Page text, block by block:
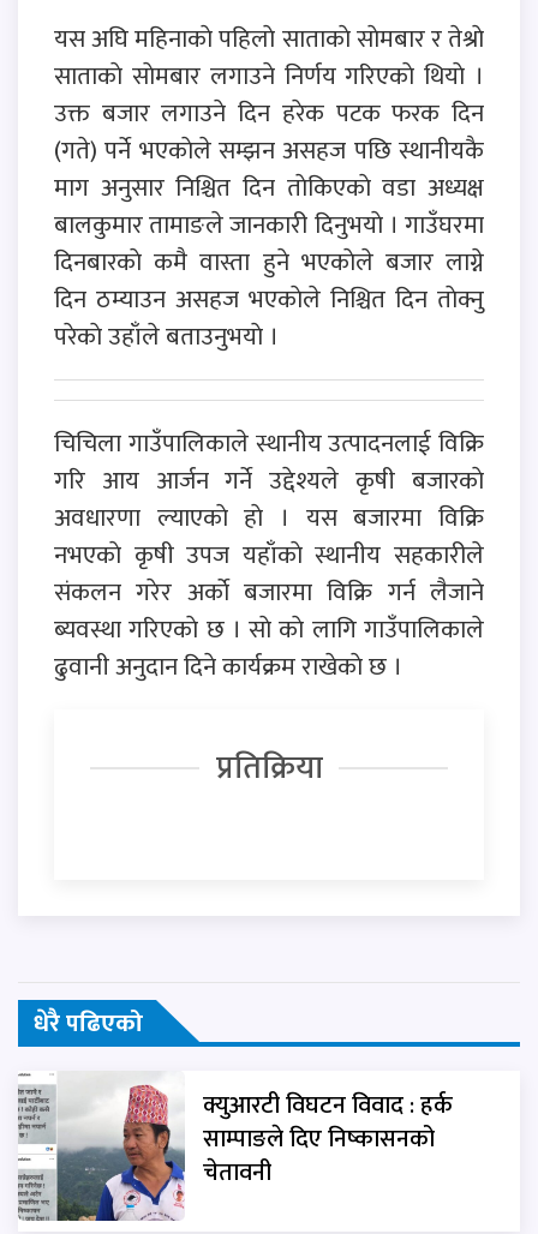
यस अघि महिनाकाे पहिलाे साताकाे साेमबार र तेश्राे
साताकाे साेमबार लगाउने निर्णय गरिएकाे थियाे ।
उक्त बजार लगाउने दिन हरेक पटक फरक दिन
(गते) पर्ने भएकाेले सम्झन असहज पछि स्थानीयकै
माग अनुसार निश्चित दिन ताेकिएकाे वडा अध्यक्ष
बालकुमार तामाङले जानकारी दिनुभयाे । गाउँघरमा
दिनबारकाे कमै वास्ता हुने भएकाेले बजार लाग्ने
दिन ठम्याउन असहज भएकाेले निश्चित दिन ताेक्नु
परेकाे उहाँले बताउनुभयाे ।
चिचिला गाउँपालिकाले स्थानीय उत्पादनलाई विक्रि
गरि आय आर्जन गर्ने उद्देश्यले कृषी बजारकाे
अवधारणा ल्याएकाे हाे । यस बजारमा विक्रि
नभएकाे कृषी उपज यहाँकाे स्थानीय सहकारीले
संकलन गरेर अर्काे बजारमा विक्रि गर्न लैजाने
ब्यवस्था गरिएकाे छ । साे काे लागि गाउँपालिकाले
ढुवानी अनुदान दिने कार्यक्रम राखेकाे छ ।
प्रतिक्रिया
धेरै पढिएको
क्युआरटी विघटन विवाद : हर्क
साम्पाङले दिए निष्कासनको
चेतावनी